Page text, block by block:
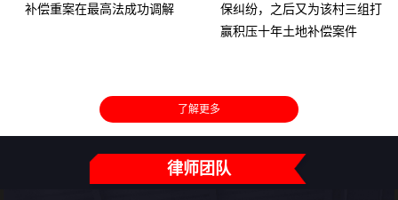
补偿重案在最高法成功调解
保纠纷，之后又为该村三组打
赢积压十年土地补偿案件
了解更多
律师团队